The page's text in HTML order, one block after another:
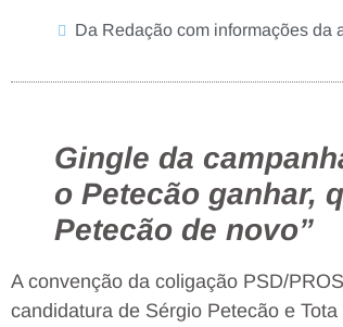
Da Redação com informações da
Gingle da
o Petecão ganhar,
Petecão de novo”
A convenção da coligação PSD/
candidatura de Sérgio Petecão e